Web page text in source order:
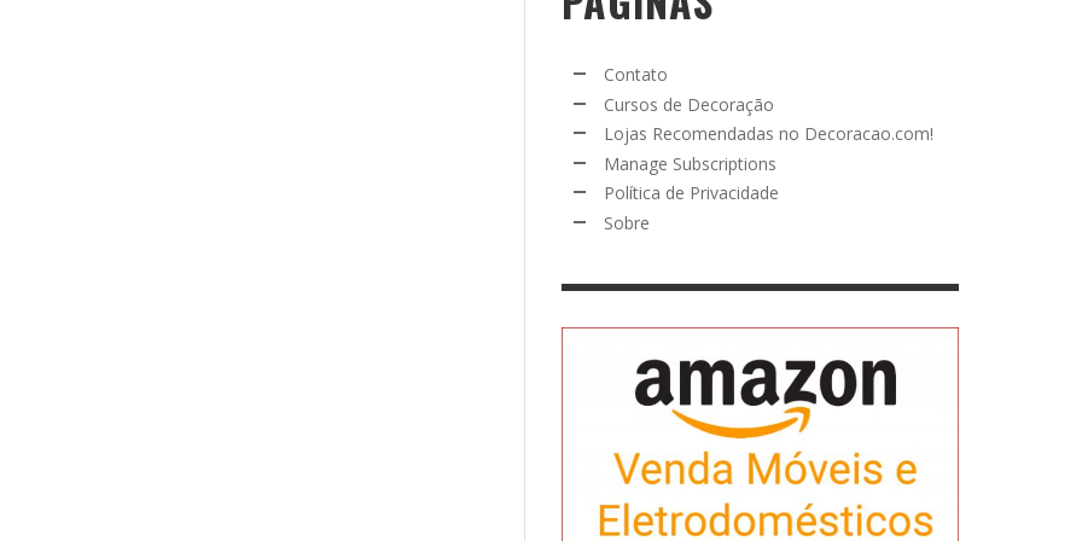
Contato
Cursos de Decoração
Lojas Recomendadas no Decoracao.com!
Manage Subscriptions
Política de Privacidade
Sobre